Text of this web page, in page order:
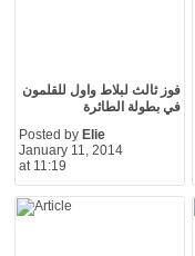
فوز ثالث لبلاط واول للقلمون
في بطولة الطائرة
Posted by Elie
January 11, 2014
at 11:19